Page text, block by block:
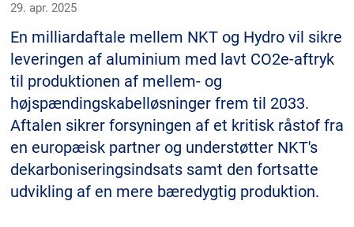
Om os
Bæredygtighed
Kontakt
Karriere Mediecenter
29. apr. 2025
En milliardaftale mellem NKT og Hydro vil sikre
leveringen af aluminium med lavt CO2e-aftryk
til produktionen af mellem- og
højspændingskabelløsninger frem til 2033.
Aftalen sikrer forsyningen af et kritisk råstof fra
en europæisk partner og understøtter NKT's
dekarboniseringsindsats samt den fortsatte
udvikling af en mere bæredygtig produktion.